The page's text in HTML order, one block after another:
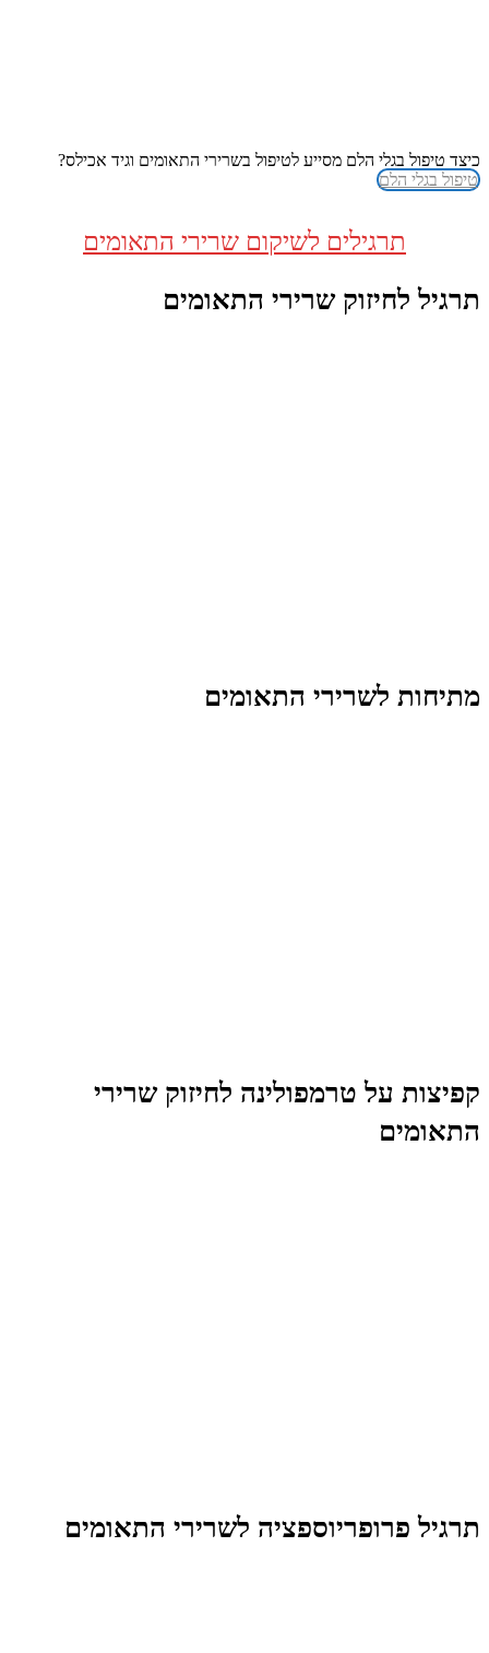
כיצד טיפול בגלי הלם מסייע לטיפול בשרירי התאומים וגיד אכילס?
טיפול בגלי הלם
תרגילים לשיקום שרירי התאומים
תרגיל לחיזוק שרירי התאומים
מתיחות לשרירי התאומים
קפיצות על טרמפולינה לחיזוק שרירי
התאומים
תרגיל פרופריוספציה לשרירי התאומים